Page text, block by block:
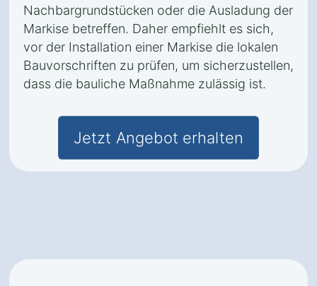
Nachbargrundstücken oder die Ausladung der
Markise betreffen. Daher empfiehlt es sich,
vor der Installation einer Markise die lokalen
Bauvorschriften zu prüfen, um sicherzustellen,
dass die bauliche Maßnahme zulässig ist.
Jetzt Angebot erhalten